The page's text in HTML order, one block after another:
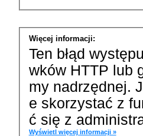
Więcej informacji:
Ten błąd
wków HTTP lub
my nadrzędnej.
e skorzystać z
ć się z
Wyświetl więcej informacji »